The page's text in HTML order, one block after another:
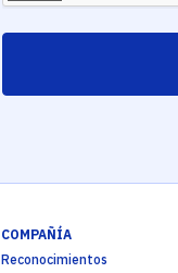
COMPAÑÍA
Reconocimientos